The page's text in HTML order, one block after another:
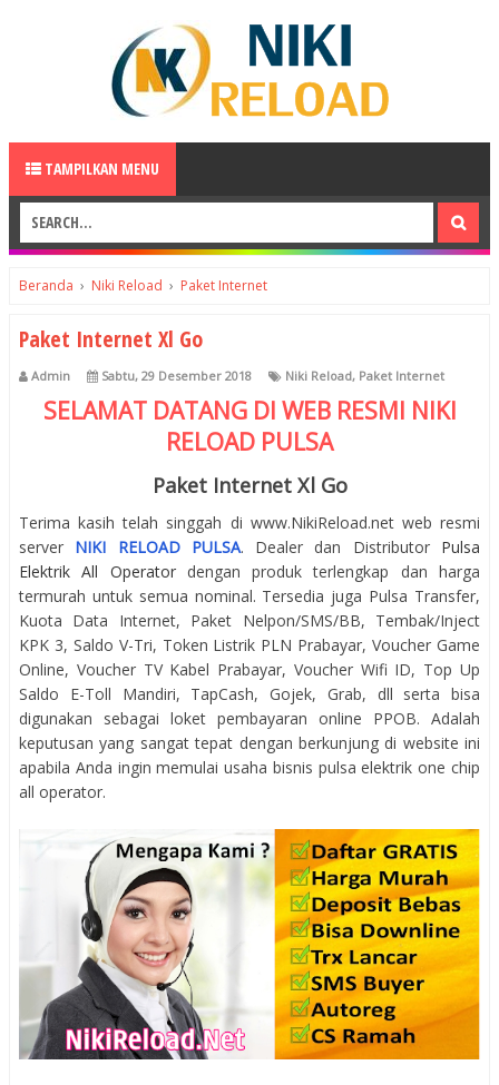
TAMPILKAN MENU
Beranda › Niki Reload › Paket Internet
Paket Internet Xl Go
Admin Sabtu, 29 Desember 2018 Niki Reload, Paket Internet
SELAMAT DATANG DI WEB RESMI NIKI
RELOAD PULSA
Paket Internet Xl Go
Terima kasih telah singgah di www.NikiReload.net web resmi
server NIKI RELOAD PULSA. Dealer dan Distributor Pulsa
Elektrik All Operatordengan produk terlengkap dan harga
termurah untuk semua nominal. Tersedia juga Pulsa Transfer,
Kuota Data Internet, Paket Nelpon/SMS/BB, Tembak/Inject
KPK 3, Saldo V-Tri, Token Listrik PLN Prabayar, Voucher Game
Online, Voucher TV Kabel Prabayar, Voucher Wifi ID, Top Up
Saldo E-Toll Mandiri, TapCash, Gojek, Grab, dll serta bisa
digunakan sebagai loket pembayaran online PPOB. Adalah
keputusan yang sangat tepat dengan berkunjung di website ini
apabila Anda ingin memulai usaha bisnis pulsa elektrik one chip
all operator.